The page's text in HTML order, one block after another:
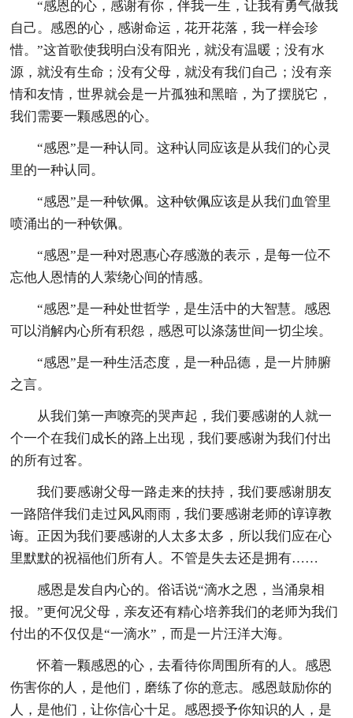
“感恩的心，感谢有你，伴我一生，让我有勇气做我
自己。感恩的心，感谢命运，花开花落，我一样会珍
惜。”这首歌使我明白没有阳光，就没有温暖；没有水
源，就没有生命；没有父母，就没有我们自己；没有亲
情和友情，世界就会是一片孤独和黑暗，为了摆脱它，
我们需要一颗感恩的心。
“感恩”是一种认同。这种认同应该是从我们的心灵
里的一种认同。
“感恩”是一种钦佩。这种钦佩应该是从我们血管里
喷涌出的一种钦佩。
“感恩”是一种对恩惠心存感激的表示，是每一位不
忘他人恩情的人萦绕心间的情感。
“感恩”是一种处世哲学，是生活中的大智慧。感恩
可以消解内心所有积怨，感恩可以涤荡世间一切尘埃。
“感恩”是一种生活态度，是一种品德，是一片肺腑
之言。
从我们第一声嘹亮的哭声起，我们要感谢的人就一
个一个在我们成长的路上出现，我们要感谢为我们付出
的所有过客。
我们要感谢父母一路走来的扶持，我们要感谢朋友
一路陪伴我们走过风风雨雨，我们要感谢老师的谆谆教
诲。正因为我们要感谢的人太多太多，所以我们应在心
里默默的祝福他们所有人。不管是失去还是拥有……
感恩是发自内心的。俗话说“滴水之恩，当涌泉相
报。”更何况父母，亲友还有精心培养我们的老师为我们
付出的不仅仅是“一滴水”，而是一片汪洋大海。
怀着一颗感恩的心，去看待你周围所有的人。感恩
伤害你的人，是他们，磨练了你的意志。感恩鼓励你的
人，是他们，让你信心十足。感恩授予你知识的人，是